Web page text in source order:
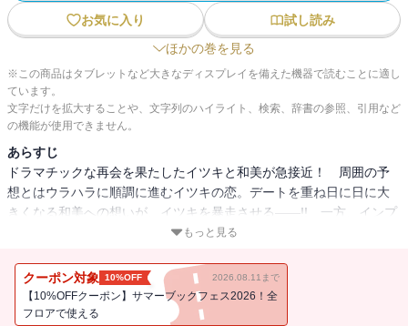
お気に入り
試し読み
ほかの巻を見る
※この商品はタブレットなど大きなディスプレイを備えた機器で読むことに適し
ています。
文字だけを拡大することや、文字列のハイライト、検索、辞書の参照、引用など
の機能が使用できません。
あらすじ
ドラマチックな再会を果たしたイツキと和美が急接近！ 周囲の予
想とはウラハラに順調に進むイツキの恋。デートを重ね日に日に大
きくなる和美への想いが、イツキを暴走させる――!! 一方、インプ
レッサとハチロクとの絶対的な戦闘力の差を“初めて”体感し苦悩する
もっと見る
クーポン対象 10%OFF 2026.08.11まで
【10%OFFクーポン】サマーブックフェス2026！全
フロアで使える